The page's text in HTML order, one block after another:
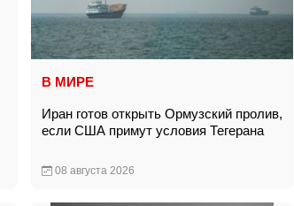
В МИРЕ
Иран готов открыть Ормузский пролив,
если США примут условия Тегерана
08 августа 2026